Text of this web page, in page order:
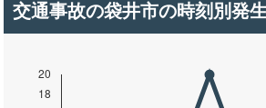
交通事故の袋井市の時刻別発